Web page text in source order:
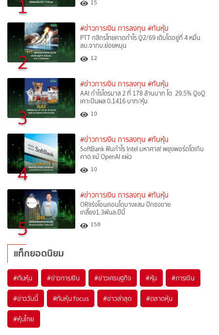
1 15
2
#ข่าวการเงิน การลงทุน #ทันหุ้น
PTT กสิกรไทยคาดกำไร Q2/69 เติบโตอยู่ที่ 4 หมื่น
ลบ.จากบ.ย่อยหนุน
12
3
#ข่าวการเงิน การลงทุน #ทันหุ้น
AAI กำไรไตรมาส 2 ที่ 178 ล้านบาท โต 29.5% QoQ
เคาะปันผล 0.1416 บาท/หุ้น
10
4
#ข่าวการเงิน การลงทุน #ทันหุ้น
SoftBank ฟันกำไร Intel มหาศาล! พยุงพอร์ตโตเกิน
คาด แม้ OpenAI แผ่ว
10
5
#ข่าวการเงิน การลงทุน #ทันหุ้น
ORIเร่งโอนคอนโดบางแสน ปักธงขาย
เกลี้ยง1.3พันล.ปีนี้
158
แท็กยอดนิยม
#ทันหุ้น #ข่าวการเงิน #ข่าวเศรษฐกิจ #หุ้น #การเงิน
#ข่าววันนี้ #ทันหุ้น focus #ข่าวล่าสุด #ตลาดหุ้น
#หุ้นไทย